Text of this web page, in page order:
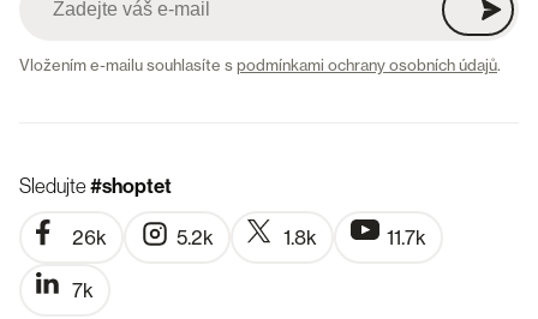
Vložením e-mailu souhlasíte spodmínkami ochrany osobních údajů.
Sledujte#shoptet
26k 5.2k 1.8k 11.7k
7k